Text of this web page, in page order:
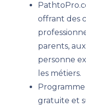
offrant des
parents,
personne
les métiers.
gratuite et